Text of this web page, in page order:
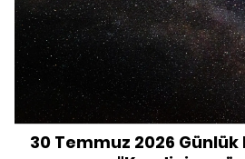
30 Temmuz 2026